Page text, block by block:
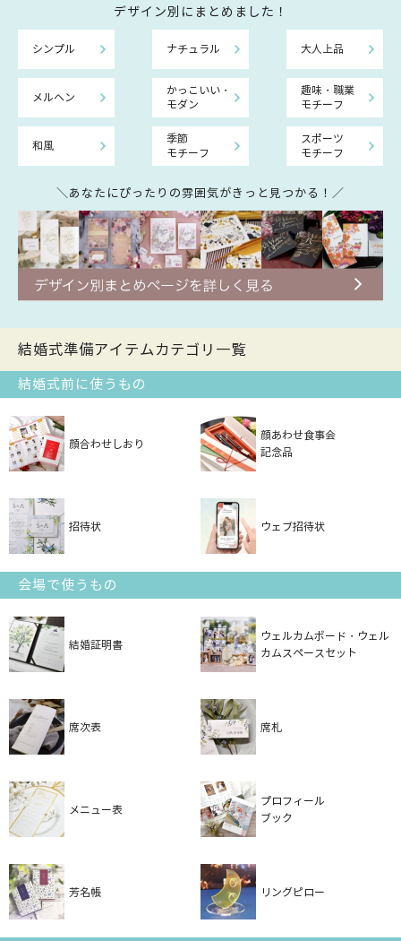
デザイン別にまとめました！
シンプル ナチュラル 大人上品
メルヘン
かっこいい・
モダン
趣味・職業
モチーフ
和風
季節
モチーフ
スポーツ
モチーフ
＼あなたにぴったりの雰囲気がきっと見つかる！／
結婚式準備アイテムカテゴリ一覧
結婚式前に使うもの
顔合わせしおり
顔あわせ食事会
記念品
招待状 ウェブ招待状
会場で使うもの
結婚証明書
ウェルカムボード・ウェル
カムスペースセット
席次表 席札
メニュー表
プロフィール
ブック
芳名帳 リングピロー